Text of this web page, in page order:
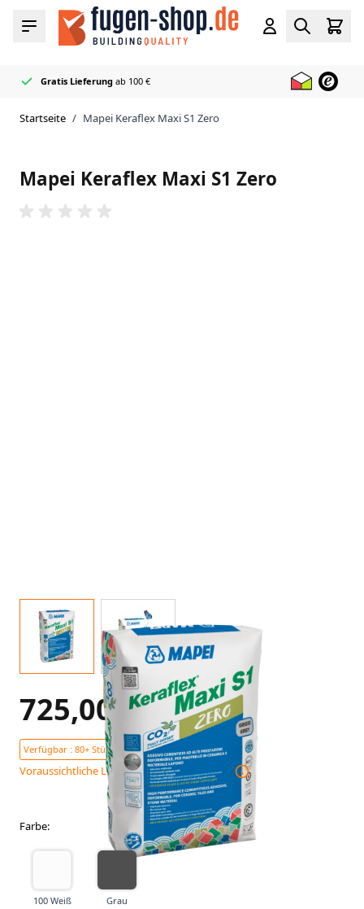
Zum Inhalt springen
Menü
Cart
Gratis Lieferung ab 100 €
Offizieller Mapei Händler
50+ Fugen- & Dichtstofffarben
Sehr schnellgeliefert
Startseite / Mapei Keraflex Maxi S1 Zero
Mapei Keraflex Maxi S1 Zero
725,00 € Exkl. Steuern
Verfügbar : 80+ Stücke
Voraussichtliche Lieferzeit 12 - 16 Werktage
Farbe:
100 Weiß Grau